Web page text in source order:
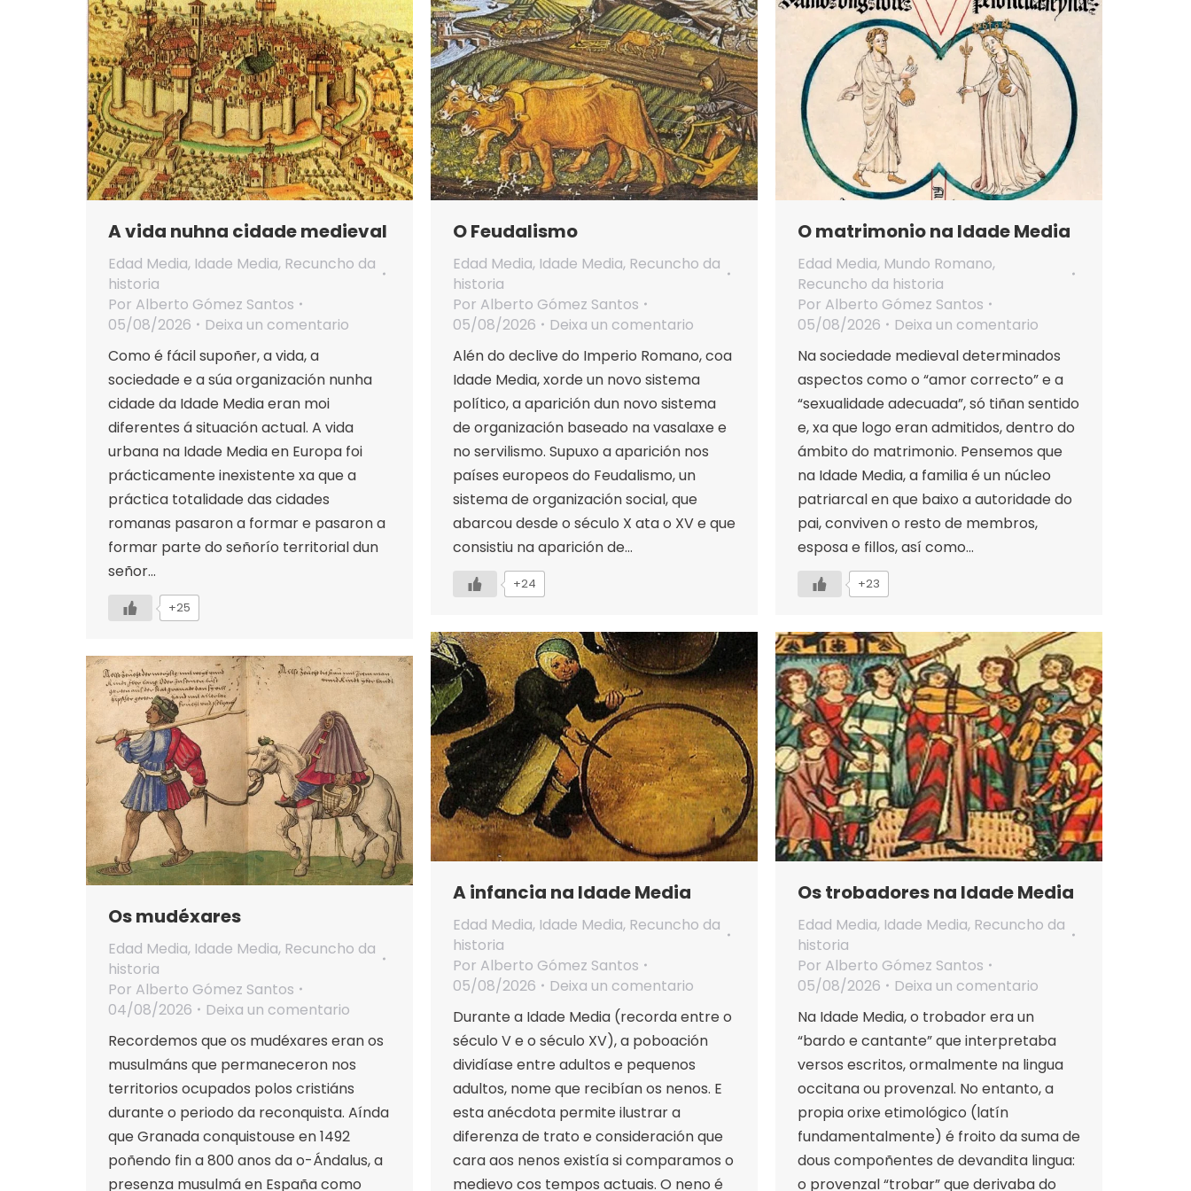
A vida nuhna cidade medieval
Edad Media, Idade Media, Recuncho da
historia
Por Alberto Gómez Santos
05/08/2026
Deixa un comentario
Como é fácil supoñer, a vida, a
sociedade e a súa organización nunha
cidade da Idade Media eran moi
diferentes á situación actual. A vida
urbana na Idade Media en Europa foi
prácticamente inexistente xa que a
práctica totalidade das cidades
romanas pasaron a formar e pasaron a
formar parte do señorío territorial dun
señor…
+25
O Feudalismo
Edad Media, Idade Media, Recuncho da
historia
Por Alberto Gómez Santos
05/08/2026
Deixa un comentario
Alén do declive do Imperio Romano, coa
Idade Media, xorde un novo sistema
político, a aparición dun novo sistema
de organización baseado na vasalaxe e
no servilismo. Supuxo a aparición nos
países europeos do Feudalismo, un
sistema de organización social, que
abarcou desde o século X ata o XV e que
consistiu na aparición de…
+24
O matrimonio na Idade Media
Edad Media, Mundo Romano,
Recuncho da historia
Por Alberto Gómez Santos
05/08/2026
Deixa un comentario
Na sociedade medieval determinados
aspectos como o “amor correcto” e a
“sexualidade adecuada”, só tiñan sentido
e, xa que logo eran admitidos, dentro do
ámbito do matrimonio. Pensemos que
na Idade Media, a familia é un núcleo
patriarcal en que baixo a autoridade do
pai, conviven o resto de membros,
esposa e fillos, así como…
+23
A infancia na Idade Media
Edad Media, Idade Media, Recuncho da
historia
Por Alberto Gómez Santos
05/08/2026
Deixa un comentario
Durante a Idade Media (recorda entre o
século V e o século XV), a poboación
dividíase entre adultos e pequenos
adultos, nome que recibían os nenos. E
esta anécdota permite ilustrar a
diferenza de trato e consideración que
cara aos nenos existía si comparamos o
medievo cos tempos actuais. O neno é
Os trobadores na Idade Media
Edad Media, Idade Media, Recuncho da
historia
Por Alberto Gómez Santos
05/08/2026
Deixa un comentario
Na Idade Media, o trobador era un
“bardo e cantante” que interpretaba
versos escritos, ormalmente na lingua
occitana ou provenzal. No entanto, a
propia orixe etimológico (latín
fundamentalmente) é froito da suma de
dous compoñentes de devandita lingua:
o provenzal “trobar” que derivaba do
Os mudéxares
Edad Media, Idade Media, Recuncho da
historia
Por Alberto Gómez Santos
04/08/2026
Deixa un comentario
Recordemos que os mudéxares eran os
musulmáns que permaneceron nos
territorios ocupados polos cristiáns
durante o periodo da reconquista. Aínda
que Granada conquistouse en 1492
poñendo fin a 800 anos da o-Ándalus, a
presenza musulmá en España como